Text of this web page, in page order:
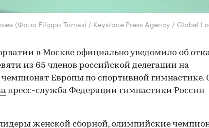
(Фото: Filippo Tomasi / Keystone Press Agency / Global
в Москве официально уведомило об
из 65 членов российской делегации на
Европы по спортивной гимнастике.
пресс-служба Федерации гимнастики России
женской сборной, олимпийские